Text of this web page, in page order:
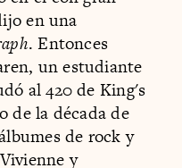
en una
. Entonces
un estudiante
al 420 de King's
de la década de
de rock y
y